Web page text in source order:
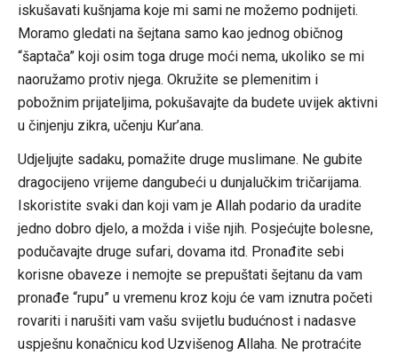
iskušavati kušnjama koje mi sami ne možemo podnijeti.
Moramo gledati na šejtana samo kao jednog običnog
“šaptača” koji osim toga druge moći nema, ukoliko se mi
naoružamo protiv njega. Okružite se plemenitim i
pobožnim prijateljima, pokušavajte da budete uvijek aktivni
u činjenju zikra, učenju Kur’ana.
Udjeljujte sadaku, pomažite druge muslimane. Ne gubite
dragocijeno vrijeme dangubeći u dunjalučkim tričarijama.
Iskoristite svaki dan koji vam je Allah podario da uradite
jedno dobro djelo, a možda i više njih. Posjećujte bolesne,
podučavajte druge sufari, dovama itd. Pronađite sebi
korisne obaveze i nemojte se prepuštati šejtanu da vam
pronađe “rupu” u vremenu kroz koju će vam iznutra početi
rovariti i narušiti vam vašu svijetlu budućnost i nadasve
uspješnu konačnicu kod Uzvišenog Allaha. Ne protraćite